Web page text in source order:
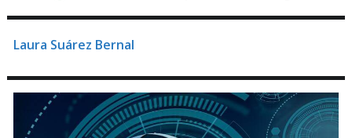
Laura Suárez Bernal